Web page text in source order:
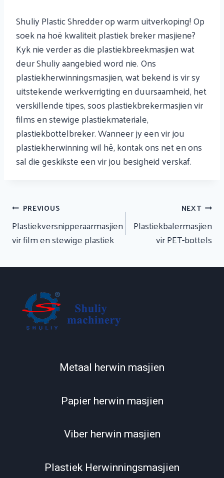
Shuliy Plastic Shredder op warm uitverkoping! Op
soek na hoë kwaliteit plastiek breker masjiene?
Kyk nie verder as die plastiekbreekmasjien wat
deur Shuliy aangebied word nie. Ons
plastiekherwinningsmasjien, wat bekend is vir sy
uitstekende werkverrigting en duursaamheid, het
verskillende tipes, soos plastiekbrekermasjien vir
films en stewige plastiekmateriale,
plastiekbottelbreker. Wanneer jy een vir jou
plastiekherwinning wil hê, kontak ons ​​net en ons
sal die geskikste een vir jou besigheid verskaf.
Artikel
Navigasie
PREVIOUS
Plastiekversnipperaarmasjien
vir film en stewige plastiek
NEXT
Plastiekbalermasjien
vir PET-bottels
Metaal herwin masjien
Papier herwin masjien
Viber herwin masjien
Plastiek Herwinningsmasjien